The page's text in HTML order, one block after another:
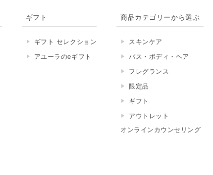
ギフト
ギフト セレクション
アユーラのeギフト
商品カテゴリーから選ぶ
スキンケア
バス・ボディ・ヘア
フレグランス
限定品
ギフト
アウトレット
オンラインカウンセリング